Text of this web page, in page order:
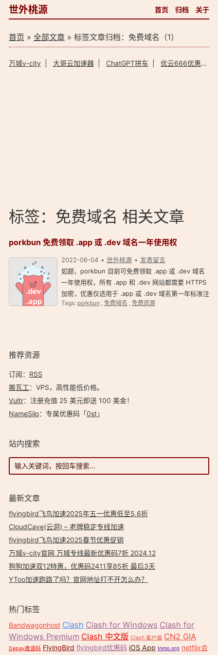
世外桃源 首页 归档 关于
首页 » 全部文章» 标签文章归档：免费域名（1）
万城v-city| 大哥云加速器| ChatGPT拼车| 优云666优惠码
标签：免费域名 相关文章
porkbun 免费领取 .app 或 .dev 域名一年使用权
2022-06-04 世外桃源
发表留言
如题，porkbun 目前可免费领取 .app 或 .dev 域名
一年使用权，所有 .app 和 .dev 网站都需要 HTTPS
加密，优惠仅适用于 .app 或 .dev 域名第一年标准注
册，每位用户限制一个免费域名（.app 或 .dev 只能
Tags: porkbun , 免费域名 , 免费资源
推荐资源
订阅： RSS
搬瓦工：VPS，高性能低价格。️
Vultr：注册充值 25 美元即送 100 美金！
NameSilo：专属优惠码「0st」
站内搜索
最新文章
flyingbird飞鸟加速2025年五一优惠低至5.6折
CloudCave(云洞) – 老牌稳定专线加速
flyingbird飞鸟加速2025春节优惠促销
万城v-city官网 万城专线最新优惠码7折 2024.12
狗狗加速双12特惠，优惠码2411享85折 最后3天
YToo加速跑路了吗？官网地址打不开怎么办？
热门标签
Bandwagonhost Clash Clash for Windows Clash for
Windows Premium Clash 中文版 Clash 客户端 CN2 GIA
Depay邀请码 FlyingBird flyingbird优惠码 iOS App lnmp.org netflix合